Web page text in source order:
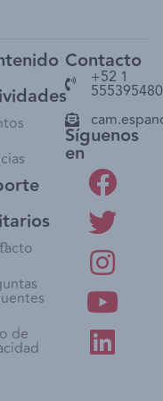
de
Contacto
+52 1
Síguenos
en